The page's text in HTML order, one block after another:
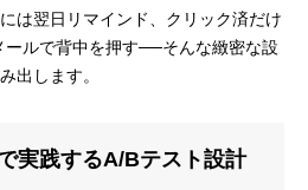
は翌日リマインド、クリック済だけ
ールで背中を押す──そんな緻密な設
出します。
実践するA/Bテスト設計